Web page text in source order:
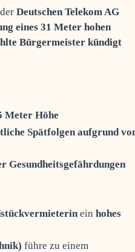
Deutschen Telekom AG
eines 31 Meter hohen
Bürgermeister kündigt
Meter Höhe
Spätfolgen aufgrund
Gesundheitsgefährdungen
ein hohes
führe zu einem